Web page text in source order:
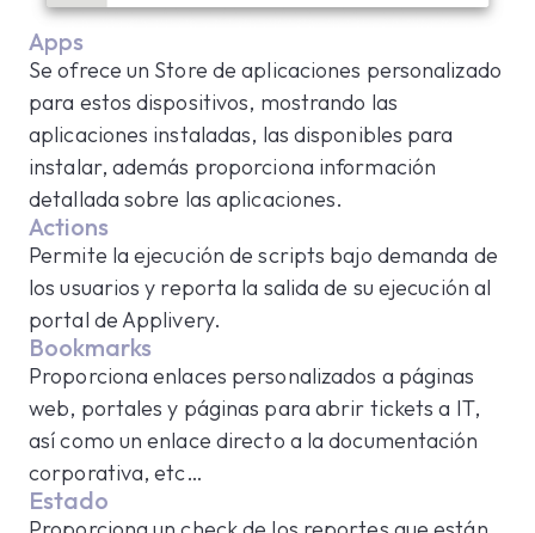
Apps
Se ofrece un Store de aplicaciones personalizado
para estos dispositivos, mostrando las
aplicaciones instaladas, las disponibles para
instalar, además proporciona información
detallada sobre las aplicaciones.
Actions
Permite la ejecución de scripts bajo demanda de
los usuarios y reporta la salida de su ejecución al
portal de Applivery.
Bookmarks
Proporciona enlaces personalizados a páginas
web, portales y páginas para abrir tickets a IT,
así como un enlace directo a la documentación
corporativa, etc…
Estado